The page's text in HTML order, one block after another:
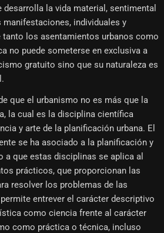
la vida material, sentimental
individuales y
tanto los asentamientos urbanos como
no puede someterse en exclusiva a
gratuito sino que su naturaleza es
que el urbanismo no es más que la
la cual es la disciplina científica
y arte de la planificación urbana. El
se ha asociado a la planificación y
a que estas disciplinas se aplica al
prácticos, que proporcionan las
resolver los problemas de las
entrever el carácter descriptivo
como ciencia frente al carácter
como práctica o técnica, incluso